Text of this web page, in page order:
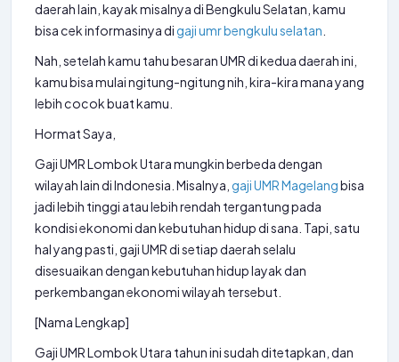
daerah lain, kayak misalnya di Bengkulu Selatan, kamu
bisa cek informasinya di gaji umr bengkulu selatan
Nah, setelah kamu tahu besaran UMR di kedua daerah ini,
kamu bisa mulai ngitung-ngitung nih, kira-kira mana yang
lebih cocok buat kamu.
Hormat Saya,
Gaji UMR Lombok Utara mungkin berbeda dengan
wilayah lain di Indonesia. Misalnya, gaji UMR Magelangbisa
jadi lebih tinggi atau lebih rendah tergantung pada
kondisi ekonomi dan kebutuhan hidup di sana. Tapi, satu
hal yang pasti, gaji UMR di setiap daerah selalu
disesuaikan dengan kebutuhan hidup layak dan
perkembangan ekonomi wilayah tersebut.
[Nama Lengkap]
Gaji UMR Lombok Utara tahun ini sudah ditetapkan, dan